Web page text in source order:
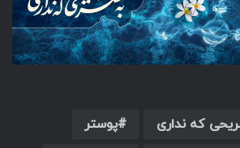
که نداری
پوستر